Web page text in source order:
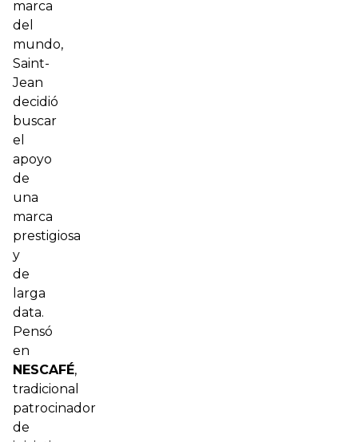
marca
del
mundo,
Saint-
Jean
decidió
buscar
el
apoyo
de
una
marca
prestigiosa
y
de
larga
data.
Pensó
en
NESCAFÉ,
tradicional
patrocinador
de